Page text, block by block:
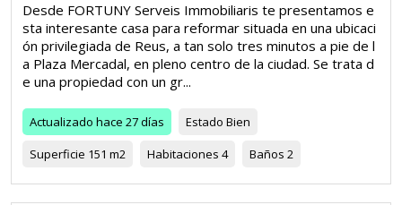
Desde FORTUNY Serveis Immobiliaris te presentamos e
sta interesante casa para reformar situada en una ubicaci
ón privilegiada de Reus, a tan solo tres minutos a pie de l
a Plaza Mercadal, en pleno centro de la ciudad. Se trata d
e una propiedad con un gr...
Actualizado hace 27 días Estado Bien
Superficie 151 m2 Habitaciones 4 Baños 2